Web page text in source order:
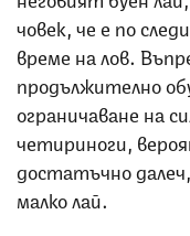
човек, че е по
време на лов.
продължително
ограничаване на
четириноги,
достатъчно
малко лай.